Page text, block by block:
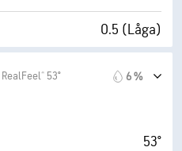
10 eng. mil
0.5 (Låga)
48° F
RealFeel® 53° 6 %
53°